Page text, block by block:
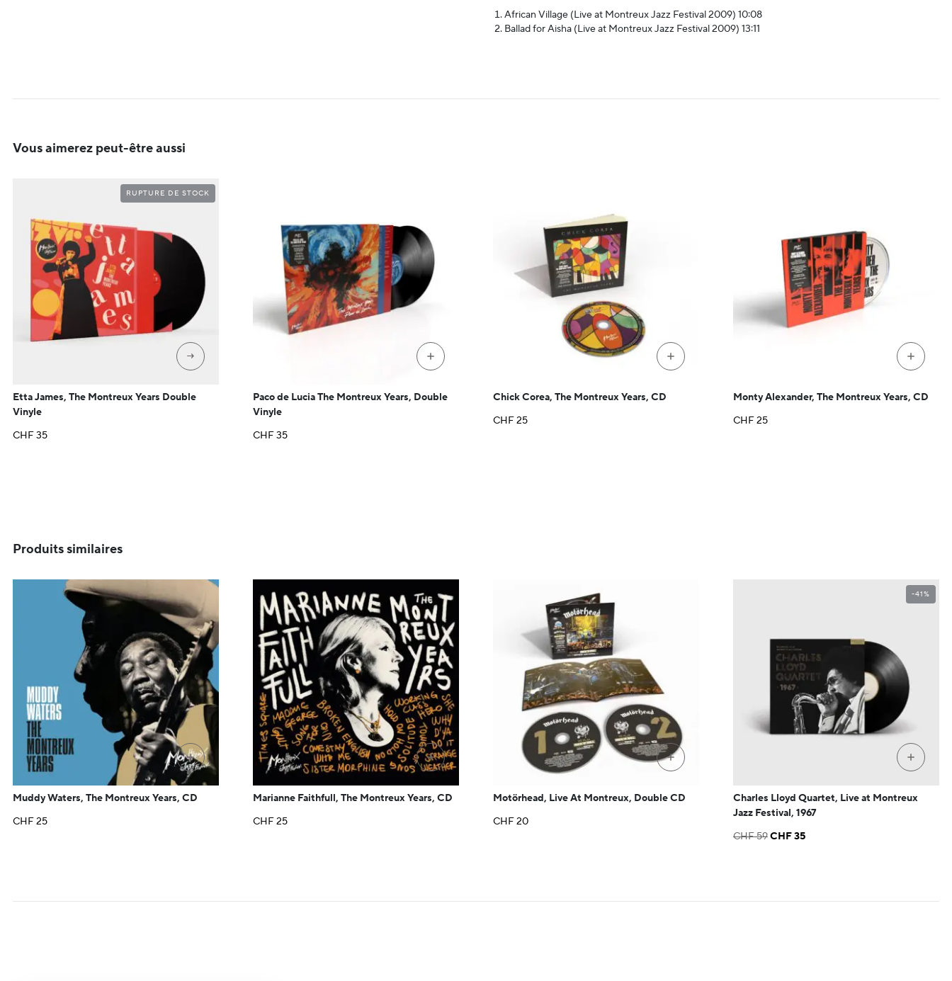
African Village (Live at Montreux Jazz Festival 2009) 10:08
Ballad for Aisha (Live at Montreux Jazz Festival 2009) 13:11
Vous aimerez peut-être aussi
→
RUPTURE DE STOCK
Etta James, The Montreux Years Double
Vinyle
CHF35
+
Paco de Lucia The Montreux Years, Double
Vinyle
CHF35
+
Chick Corea, The Montreux Years, CD
CHF25
+
Monty Alexander, The Montreux Years, CD
CHF25
Produits similaires
+
Muddy Waters, The Montreux Years, CD
CHF25
+
Marianne Faithfull, The Montreux Years, CD
CHF25
+
Motörhead, Live At Montreux, Double CD
CHF20
-41%
+
Charles Lloyd Quartet, Live at Montreux
Jazz Festival, 1967
CHF59Le
CHF35Le